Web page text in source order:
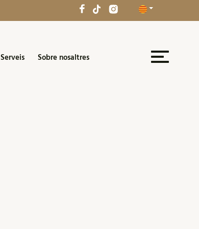
Serveis Sobre nosaltres